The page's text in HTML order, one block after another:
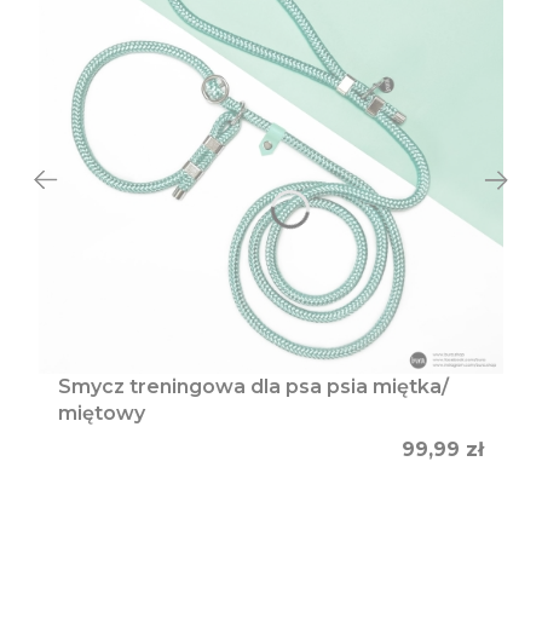
Smycz treningowa dla psa psia miętka/
miętowy
Cena
99,99 zł